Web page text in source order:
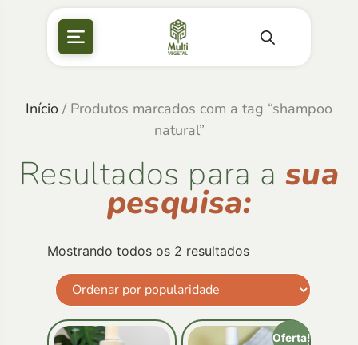
Início / Produtos marcados com a tag “shampoo
natural”
Resultados para a sua
pesquisa:
Mostrando todos os 2 resultados
Oferta!